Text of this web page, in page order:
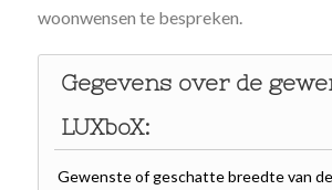
woonwensen te bespreken.
Gegevens over de
LUXboX:
Gewenste of geschatte breedte van de